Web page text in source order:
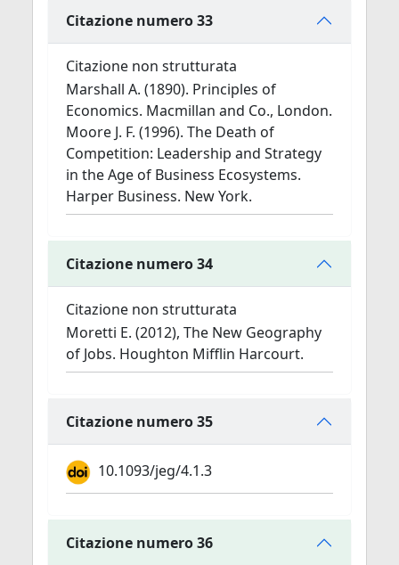
Citazione numero 33
Citazione non strutturata
Marshall A. (1890). Principles of
Economics. Macmillan and Co., London.
Moore J. F. (1996). The Death of
Competition: Leadership and Strategy
in the Age of Business Ecosystems.
Harper Business. New York.
Citazione numero 34
Citazione non strutturata
Moretti E. (2012), The New Geography
of Jobs. Houghton Mifflin Harcourt.
Citazione numero 35
10.1093/jeg/4.1.3
Citazione numero 36